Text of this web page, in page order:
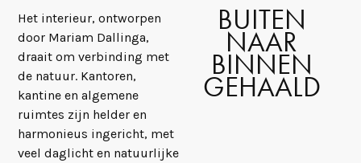
Het interieur, ontworpen
door Mariam Dallinga,
draait om verbinding met
de natuur. Kantoren,
kantine en algemene
ruimtes zijn helder en
harmonieus ingericht, met
veel daglicht en natuurlijke
BUITEN
NAAR
BINNEN
GEHAALD